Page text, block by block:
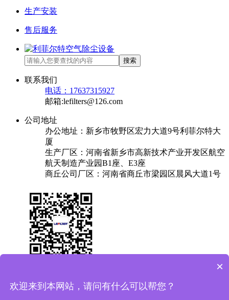
生产安装
售后服务
搜索
联系我们
电话：17637315927
邮箱:lefilters@126.com
公司地址
办公地址：新乡市牧野区宏力大道9号利菲尔特大
厦
生产厂区：河南省新乡市高新技术产业开发区航空
航天制造产业园B1座、E3座
商丘公司厂区：河南省商丘市梁园区晨风大道1号
×
欢迎来到本网站，请问有什么可以帮您？